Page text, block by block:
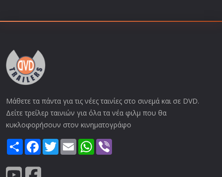
Μάθετε τα πάντα για τις νέες ταινίες στο σινεμά και σε DVD.
Δείτε τρείλερ ταινιών για όλα τα νέα φιλμ που θα
κυκλοφορήσουν στον κινηματογράφο
ShareFacebook
TwitterEmail WhatsApp